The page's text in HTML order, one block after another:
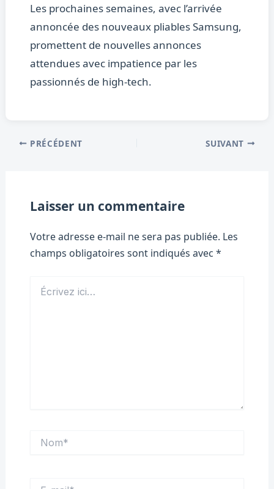
Les prochaines semaines, avec l’arrivée
annoncée des nouveaux pliables Samsung,
promettent de nouvelles annonces
attendues avec impatience par les
passionnés de high-tech.
PRÉCÉDENT SUIVANT
Laisser un commentaire
Votre adresse e-mail ne sera pas publiée. Les
champs obligatoires sont indiqués avec *
ici…